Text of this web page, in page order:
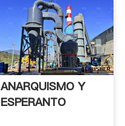
ANARQUISMO Y
ESPERANTO